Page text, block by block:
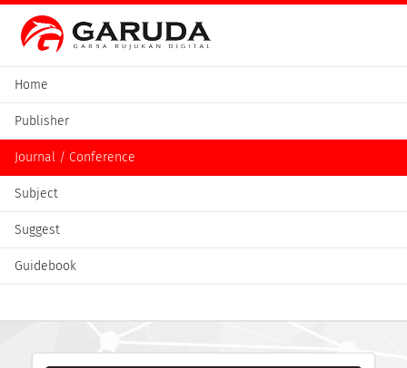
Home
Publisher
Journal / Conference
Subject
Suggest
Guidebook